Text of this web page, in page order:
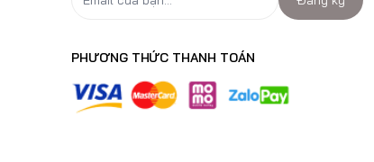
PHƯƠNG THỨC THANH TOÁN